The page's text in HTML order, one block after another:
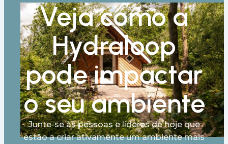
Veja como a
Hydraloop
pode impactar
o seu ambiente
Junte-se às pessoas e líderes de hoje que
estão a criar ativamente um ambiente mais